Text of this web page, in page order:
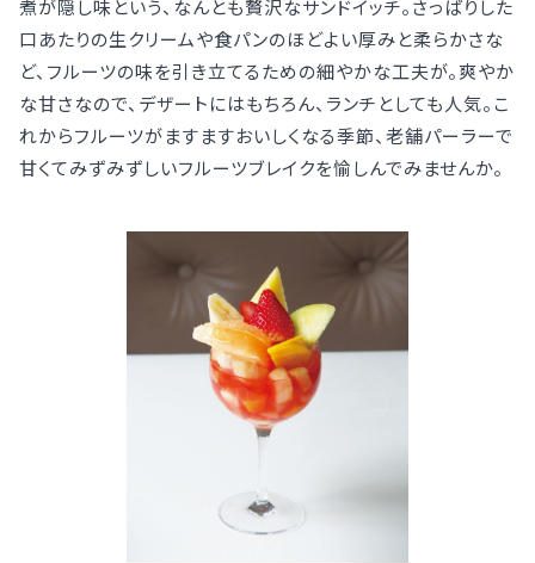
煮が隠し味という、なんとも贅沢なサンドイッチ。さっぱりした
口あたりの生クリームや食パンのほどよい厚みと柔らかさな
ど、フルーツの味を引き立てるための細やかな工夫が。爽やか
な甘さなので、デザートにはもちろん、ランチとしても人気。こ
れからフルーツがますますおいしくなる季節、老舗パーラーで
甘くてみずみずしいフルーツブレイクを愉しんでみませんか。